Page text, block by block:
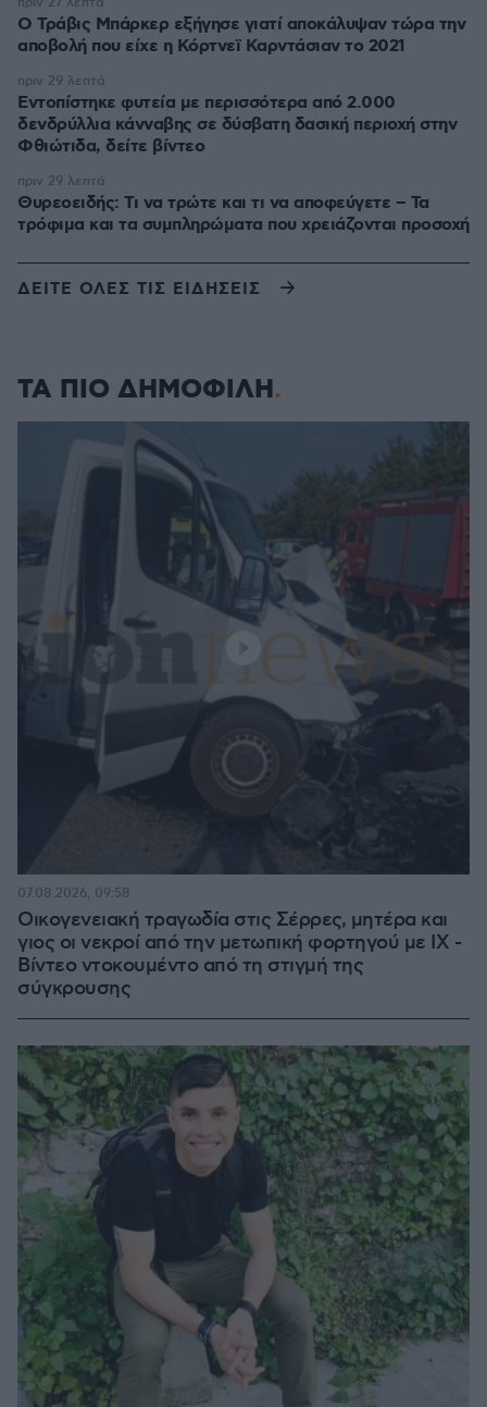
O Τράβις Μπάρκερ εξήγησε γιατί αποκάλυψαν τώρα την
αποβολή που είχε η Κόρτνεϊ Καρντάσιαν το 2021
Εντοπίστηκε φυτεία με περισσότερα από 2.000
δενδρύλλια κάνναβης σε δύσβατη δασική περιοχή στην
Φθιώτιδα, δείτε βίντεο
πριν 29 λεπτά
Θυρεοειδής: Τι να τρώτε και τι να αποφεύγετε – Τα
τρόφιμα και τα συμπληρώματα που χρειάζονται προσοχή
πριν 29 λεπτά
ΔΕΙΤΕ ΟΛΕΣ ΤΙΣ ΕΙΔΗΣΕΙΣ
ΤΑ ΠΙΟ ΔΗΜΟΦΙΛΗ
Οικογενειακή τραγωδία στις Σέρρες, μητέρα και
γιος οι νεκροί από την μετωπική φορτηγού με ΙΧ -
Βίντεο ντοκουμέντο από τη στιγμή της
σύγκρουσης
07.08.2026, 09:58